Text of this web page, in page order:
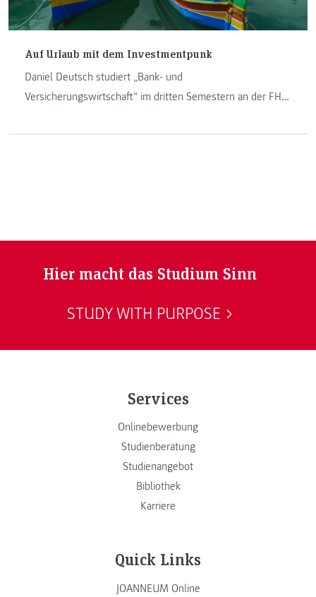
Auf Urlaub mit dem Investmentpunk
Daniel Deutsch studiert „Bank- und
Versicherungswirtschaft“ im dritten Semestern an der FH
Hier macht das Studium Sinn
STUDY WITH PURPOSE
Services
Onlinebewerbung
Studienberatung
Studienangebot
Bibliothek
Karriere
Quick Links
JOANNEUM Online